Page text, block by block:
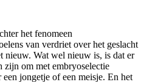
het fenomeen
van verdriet over het geslacht
nieuw. Wat wel nieuw is, is dat er
om met embryoselectie
jongetje of een meisje. En het